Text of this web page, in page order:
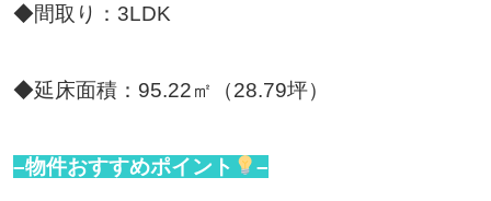
◆間取り：3LDK
◆延床面積：95.22㎡（28.79坪）
–物件おすすめポイント –